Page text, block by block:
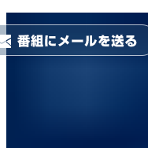
ニッポン放